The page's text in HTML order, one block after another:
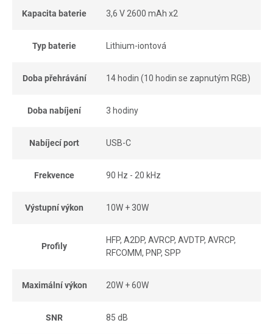
Kapacita baterie 3,6 V 2600 mAh x2
Typ baterie Lithium-iontová
Doba přehrávání 14 hodin (10 hodin se zapnutým RGB)
Doba nabíjení 3 hodiny
Nabíjecí port USB-C
Frekvence 90 Hz - 20 kHz
Výstupní výkon 10W + 30W
Profily
HFP, A2DP, AVRCP, AVDTP, AVRCP,
RFCOMM, PNP, SPP
Maximální výkon 20W + 60W
SNR 85 dB